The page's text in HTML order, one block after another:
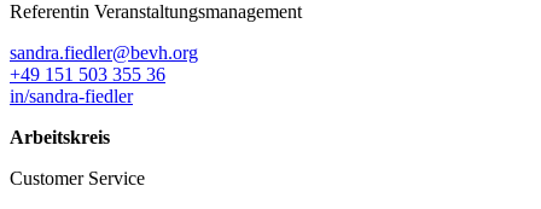
Referentin Veranstaltungsmanagement
sandra.fiedler@bevh.org
+49 151 503 355 36
in/sandra-fiedler
Arbeitskreis
Customer Service